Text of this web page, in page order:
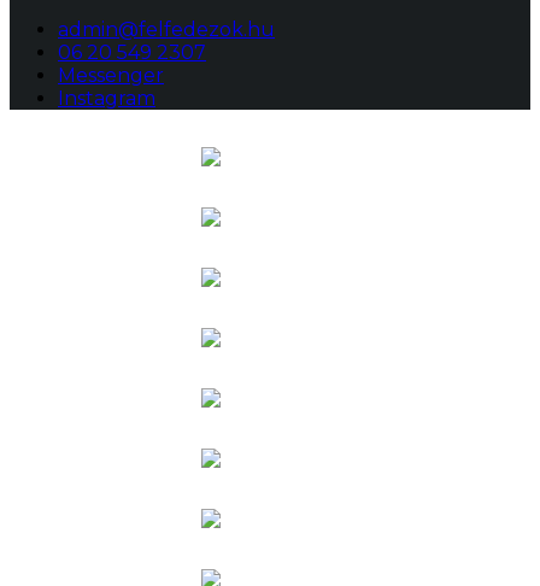
admin@felfedezok.hu
06 20 549 2307
Messenger
Instagram